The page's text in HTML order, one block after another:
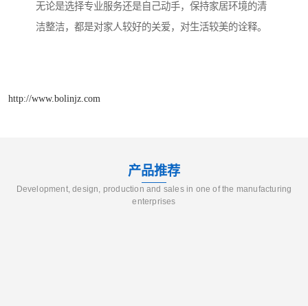
无论是选择专业服务还是自己动手，保持家居环境的清
洁整洁，都是对家人较好的关爱，对生活较美的诠释。
http://www.bolinjz.com
产品推荐
Development, design, production and sales in one of the manufacturing
enterprises